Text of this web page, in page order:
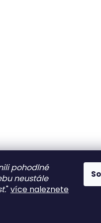
pohodlné
neustále
"více naleznete